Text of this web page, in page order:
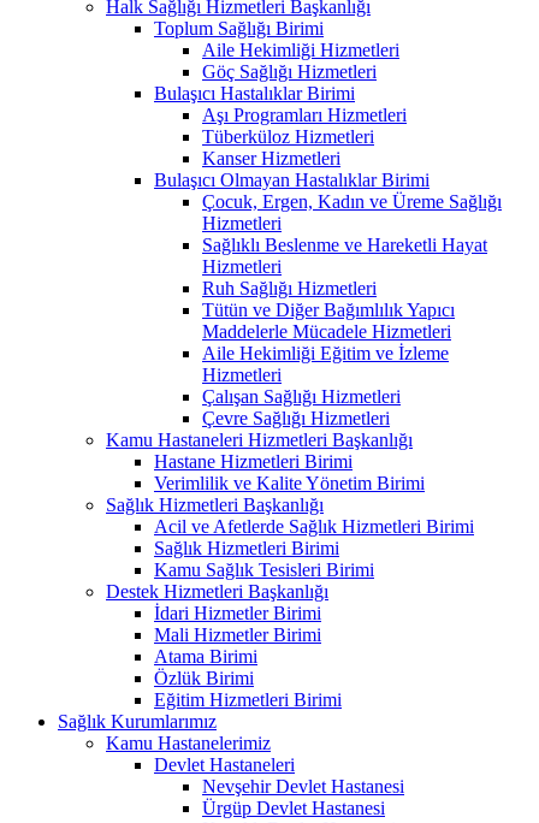
Halk Sağlığı Hizmetleri Başkanlığı
Toplum Sağlığı Birimi
Aile Hekimliği Hizmetleri
Göç Sağlığı Hizmetleri
Bulaşıcı Hastalıklar Birimi
Aşı Programları Hizmetleri
Tüberküloz Hizmetleri
Kanser Hizmetleri
Bulaşıcı Olmayan Hastalıklar Birimi
Çocuk, Ergen, Kadın ve Üreme Sağlığı
Hizmetleri
Sağlıklı Beslenme ve Hareketli Hayat
Hizmetleri
Ruh Sağlığı Hizmetleri
Tütün ve Diğer Bağımlılık Yapıcı
Maddelerle Mücadele Hizmetleri
Aile Hekimliği Eğitim ve İzleme
Hizmetleri
Çalışan Sağlığı Hizmetleri
Çevre Sağlığı Hizmetleri
Kamu Hastaneleri Hizmetleri Başkanlığı
Hastane Hizmetleri Birimi
Verimlilik ve Kalite Yönetim Birimi
Sağlık Hizmetleri Başkanlığı
Acil ve Afetlerde Sağlık Hizmetleri Birimi
Sağlık Hizmetleri Birimi
Kamu Sağlık Tesisleri Birimi
Destek Hizmetleri Başkanlığı
İdari Hizmetler Birimi
Mali Hizmetler Birimi
Atama Birimi
Özlük Birimi
Eğitim Hizmetleri Birimi
Sağlık Kurumlarımız
Kamu Hastanelerimiz
Devlet Hastaneleri
Nevşehir Devlet Hastanesi
Ürgüp Devlet Hastanesi